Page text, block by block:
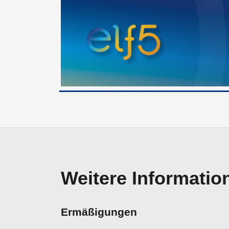
Weitere
Ermäßigungen